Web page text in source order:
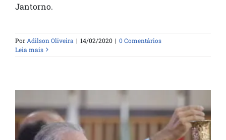
Jantorno.
Por Adilson Oliveira | 14/02/2020 | 0 Comentários
Leia mais